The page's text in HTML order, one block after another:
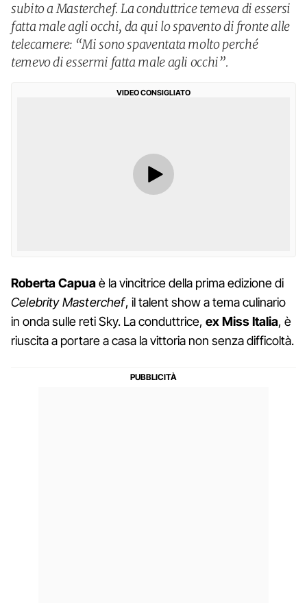
subito a Masterchef. La conduttrice temeva di essersi
fatta male agli occhi, da qui lo spavento di fronte alle
telecamere: “Mi sono spaventata molto perché
temevo di essermi fatta male agli occhi”.
VIDEO CONSIGLIATO
Roberta Capuaè la vincitrice della prima edizione di
Celebrity Masterchef, il talent show a tema culinario
in onda sulle reti Sky. La conduttrice, ex Miss Italia, è
riuscita a portare a casa la vittoria non senza difficoltà.